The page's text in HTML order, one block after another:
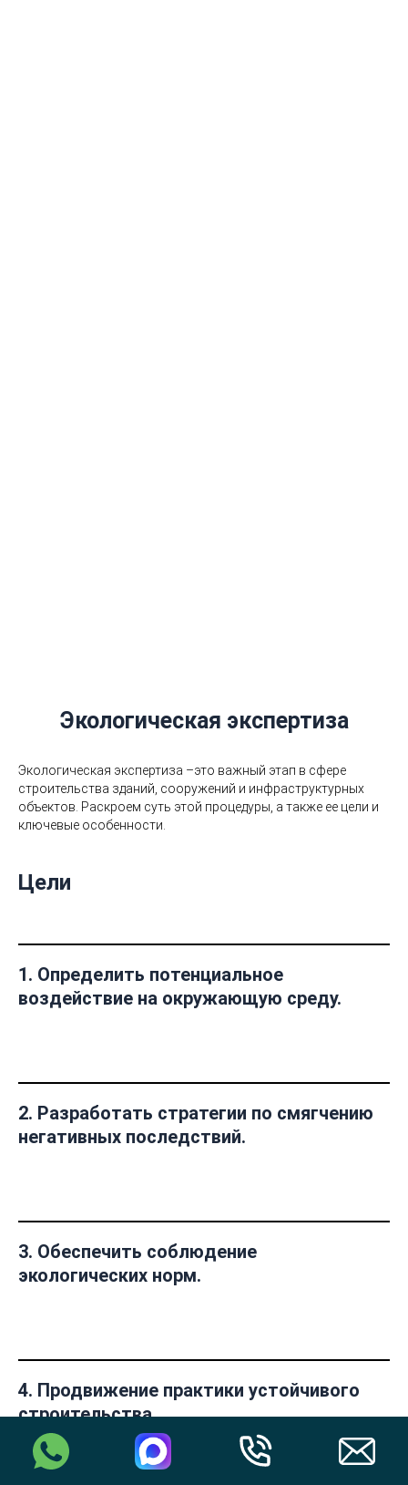
Экологическая экспертиза
Экологическая экспертиза –это важный этап в сфере
строительства зданий, сооружений и инфраструктурных
объектов. Раскроем суть этой процедуры, а также ее цели и
ключевые особенности.
Цели
1. Определить потенциальное
воздействие на окружающую среду.
2. Разработать стратегии по смягчению
негативных последствий.
3. Обеспечить соблюдение
экологических норм.
4. Продвижение практики устойчивого
строительства.